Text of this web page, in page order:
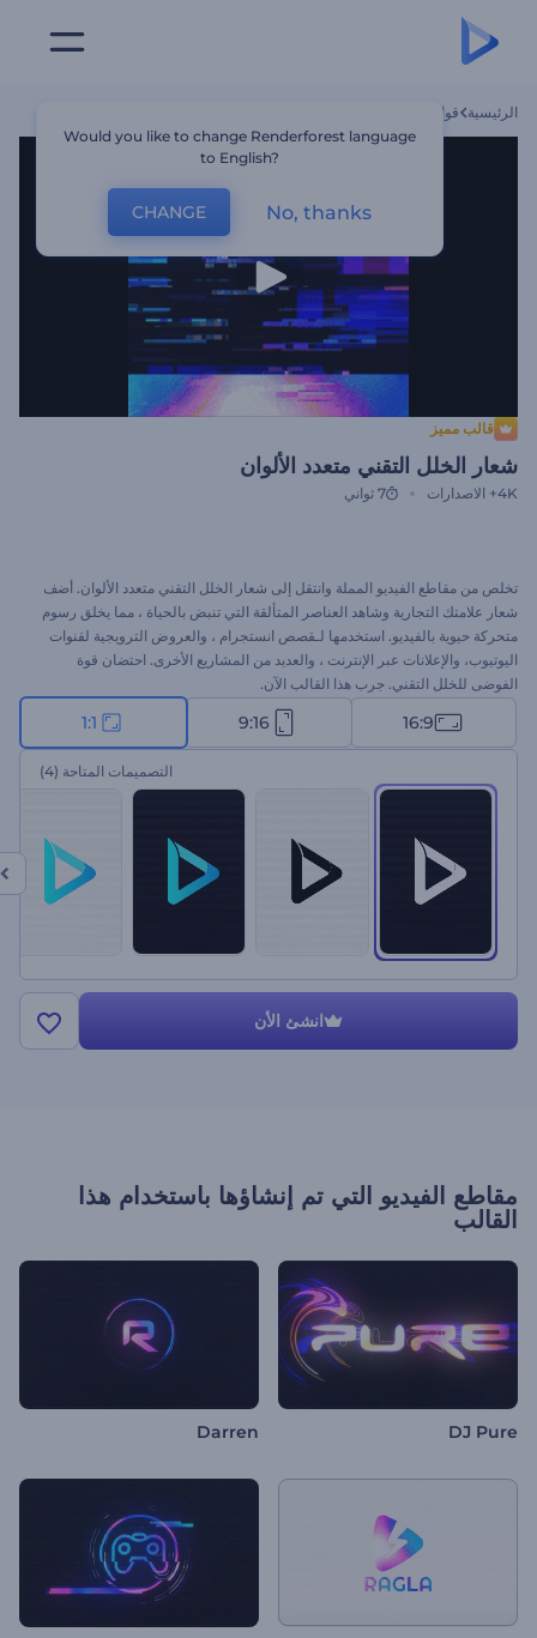
الرئيسية قوالب
قالب مميز
شعار الخلل التقني متعدد الألوان
4K+ الاصدارات 7 ثواني
تخلص من مقاطع الفيديو المملة وانتقل إلى شعار الخلل التقني متعدد الألوان. أضف
شعار علامتك التجارية وشاهد العناصر المتألقة التي تنبض بالحياة ، مما يخلق رسوم
متحركة حيوية بالفيديو. استخدمها لـقصص انستجرام ، والعروض الترويجية لقنوات
اليوتيوب، والإعلانات عبر الإنترنت ، والعديد من المشاريع الأخرى. احتضان قوة
الفوضى للخلل التقني. جرب هذا القالب الآن.
16:9
9:16
1:1
التصميمات المتاحة (4)
انشئ الأن
مقاطع الفيديو التي تم إنشاؤها باستخدام هذا
القالب
DJ Pure
Darren
Would you like to change Renderforest language
to English?
CHANGE No, thanks